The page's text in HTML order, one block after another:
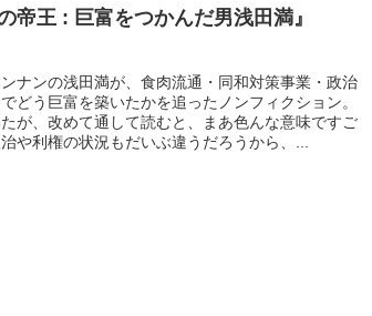
帝王 : 巨富をつかんだ男浅田満』
ンナンの浅田満が、食肉流通・同和対策事業・政治
どう巨富を築いたかを追ったノンフィクション。
が、改めて通して読むと、まあ色んな意味ですご
や利権の状況もだいぶ違うだろうから、...